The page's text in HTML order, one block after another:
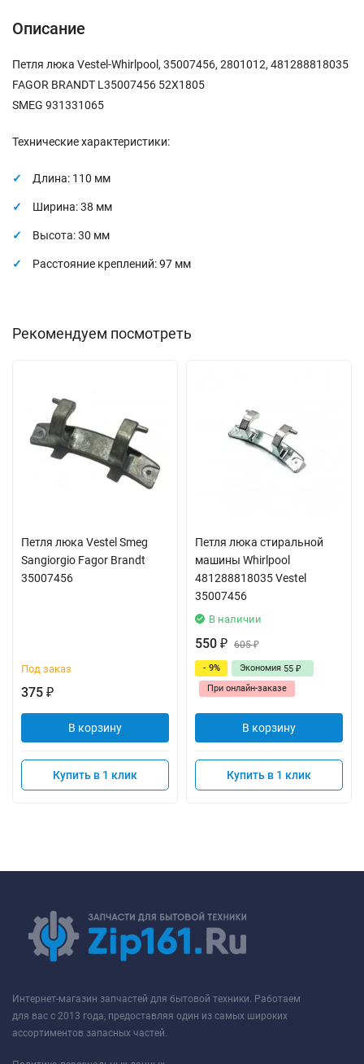
Описание
Петля люка Vestel-Whirlpool, 35007456, 2801012, 481288818035
FAGOR BRANDT L35007456 52X1805
SMEG 931331065
Технические характеристики:
Длина: 110 мм
Ширина: 38 мм
Высота: 30 мм
Расстояние креплений: 97 мм
Рекомендуем посмотреть
Петля люка Vestel Smeg
Sangiorgio Fagor Brandt
35007456
Под заказ
375 ₽
В корзину
Купить в 1 клик
Петля люка стиральной
машины Whirlpool
481288818035 Vestel
35007456
В наличии
550 ₽ 605₽
- 9% Экономия 55 ₽
При онлайн-заказе
В корзину
Купить в 1 клик
Интернет-магазин запчастей для бытовой техники. Работаем
для вас с 2013 года, предоставляя один из самых широких
ассортиментов запасных частей.